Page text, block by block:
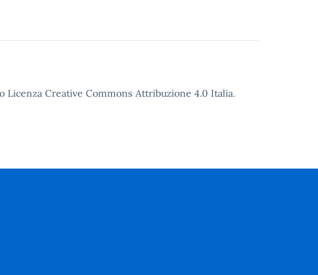
Licenza Creative Commons Attribuzione 4.0 Italia.